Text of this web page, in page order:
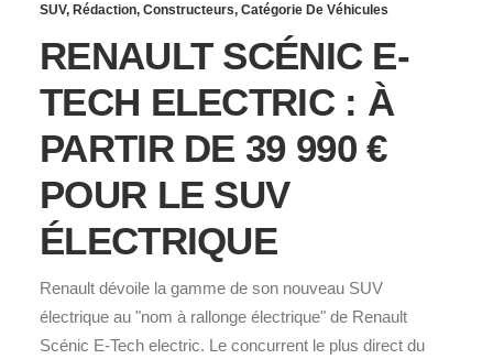
SUV, Rédaction, Constructeurs, Catégorie De Véhicules
RENAULT SCÉNIC E-
TECH ELECTRIC : À
PARTIR DE 39 990 €
POUR LE SUV
ÉLECTRIQUE
Renault dévoile la gamme de son nouveau SUV
électrique au "nom à rallonge électrique" de Renault
Scénic E-Tech electric. Le concurrent le plus direct du